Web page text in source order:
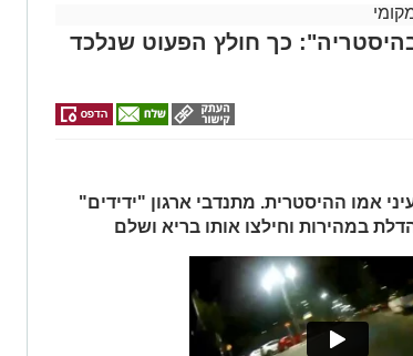
כך חולץ הפעוט שנלכד
אמו ההיסטרית. מתנדבי ארגון "ידידים"
במהירות וחילצו אותו בריא ושלם